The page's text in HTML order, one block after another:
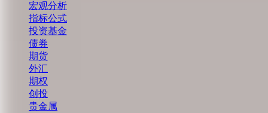
宏观分析
指标公式
投资基金
债券
期货
外汇
期权
创投
贵金属